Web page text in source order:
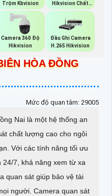
Trộm Kbvision
Hikvision Chất
Lượng
Camera 360 Độ
Hikvision
Đầu Ghi Camera
H.265 Hikvision
HÒA ĐỒNG
Mức độ quan tâm: 29005
Nai là một hệ thống an
chất lượng cao cho ngôi
Với các tính năng tối ưu
7, khả năng xem từ xa
quan sát giúp bảo vệ tài
người. Camera quan sát